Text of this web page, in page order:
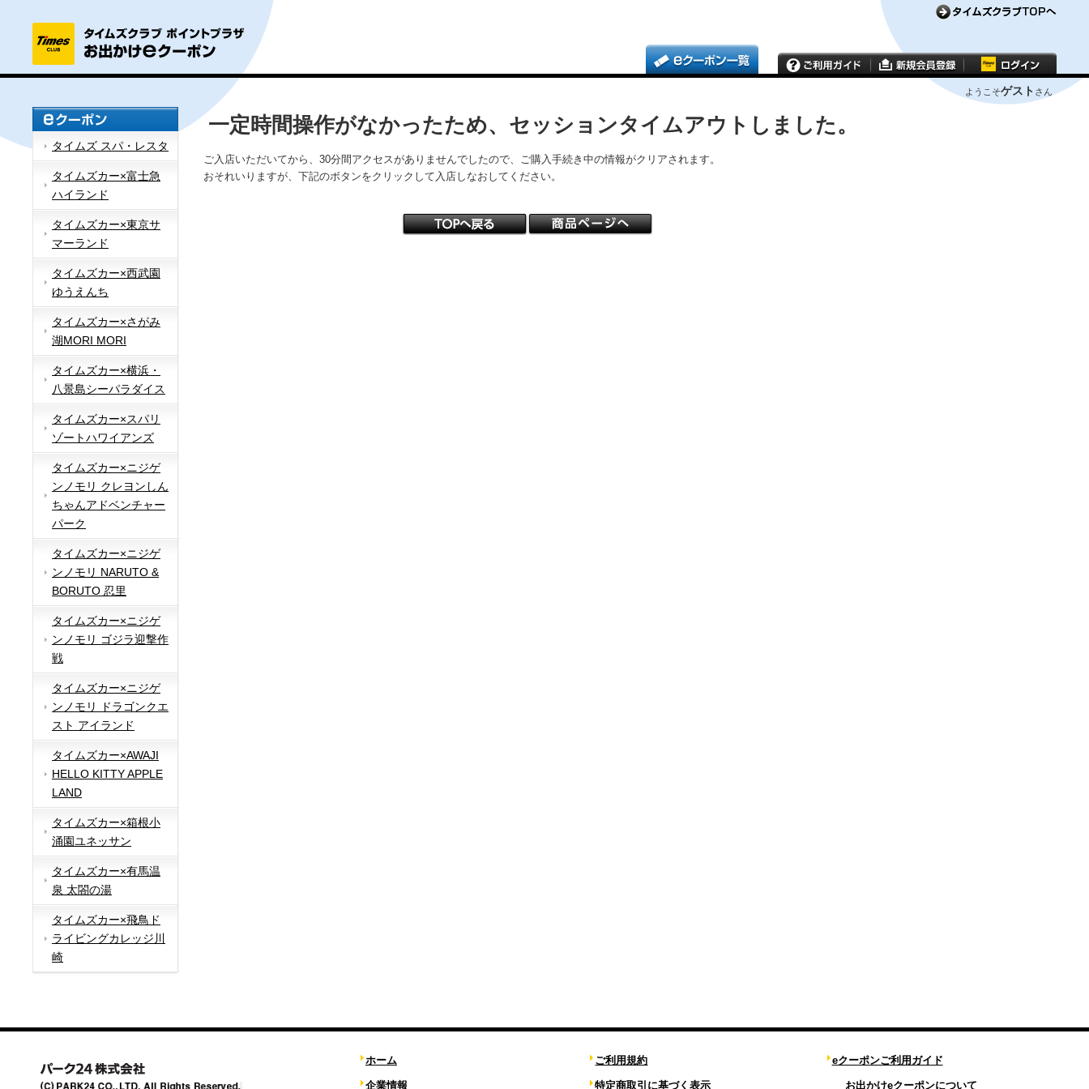
ようこそゲスト さん
タイムズ スパ・レスタ
タイムズカー×富士急
ハイランド
タイムズカー×東京サ
マーランド
タイムズカー×西武園
ゆうえんち
タイムズカー×さがみ
湖MORI MORI
タイムズカー×横浜・
八景島シーパラダイス
タイムズカー×スパリ
ゾートハワイアンズ
タイムズカー×ニジゲ
ンノモリ クレヨンしん
ちゃんアドベンチャー
パーク
タイムズカー×ニジゲ
ンノモリ NARUTO &
BORUTO 忍里
タイムズカー×ニジゲ
ンノモリ ゴジラ迎撃作
戦
タイムズカー×ニジゲ
ンノモリ ドラゴンクエ
スト アイランド
タイムズカー×AWAJI
HELLO KITTY APPLE
LAND
タイムズカー×箱根小
涌園ユネッサン
タイムズカー×有馬温
泉 太閤の湯
タイムズカー×飛鳥ド
ライビングカレッジ川
崎
一定時間操作がなかったため、セッションタイムアウトしました。
ご入店いただいてから、30分間アクセスがありませんでしたので、ご購入手続き中の情報がクリアされます。
おそれいりますが、下記のボタンをクリックして入店しなおしてください。
ホーム
企業情報
ご利用規約
特定商取引に基づく表示
eクーポンご利用ガイド
お出かけeクーポンについて